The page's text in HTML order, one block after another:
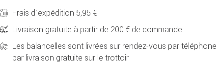
Frais d´expédition 5,95 €
Livraison gratuite à partir de 200 € de commande
Les balancelles sont livrées sur rendez-vous par téléphone
par livraison gratuite sur le trottoir